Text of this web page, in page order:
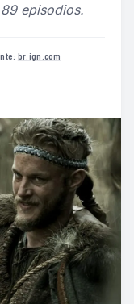
episodios.
br.ign.com